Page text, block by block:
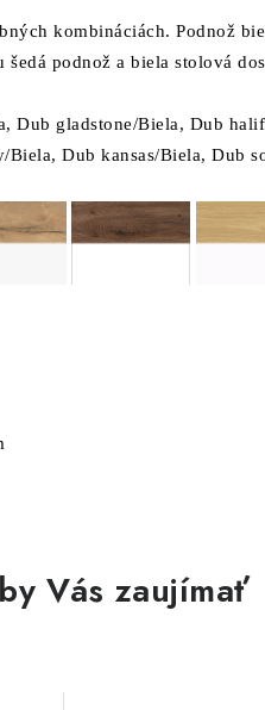
kombináciách. Podnož
šedá podnož a biela stolová
Dub gladstone/Biela, Dub
Biela, Dub kansas/Biela, Dub
Vás zaujímať